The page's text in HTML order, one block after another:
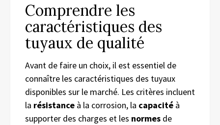
Comprendre les
caractéristiques des
tuyaux de qualité
Avant de faire un choix, il est essentiel de
connaître les caractéristiques des tuyaux
disponibles sur le marché. Les critères incluent
la résistance à la corrosion, la capacité à
supporter des charges et les normes de